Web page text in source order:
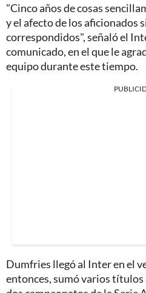
"Cinco años de cosas
y el afecto de los aficionados
correspondidos", señaló el
comunicado, en el que le
equipo durante este tiempo.
Dumfries llegó al Inter en el
entonces, sumó varios